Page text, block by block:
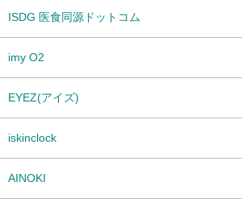
ISDG 医食同源ドットコム
imy O2
EYEZ(アイズ)
iskinclock
AINOKI